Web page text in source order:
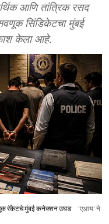
आणि तांत्रिक रसद
सिंडिकेटचा मुंबई
केला आहे.
रॅकेटचे मुंबई कनेक्शन उघड
'एआय' ने